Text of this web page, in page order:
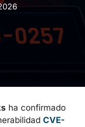
ha
de la